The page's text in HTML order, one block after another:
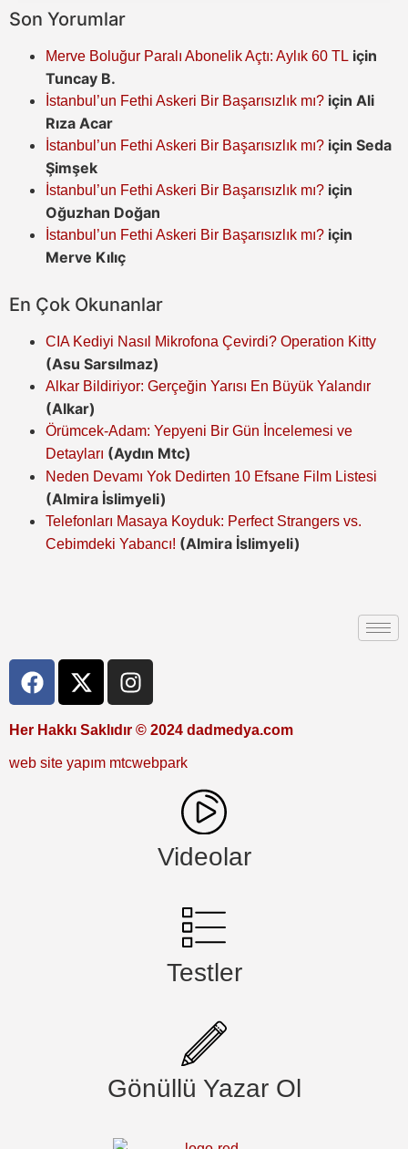
Son Yorumlar
Merve Boluğur Paralı Abonelik Açtı: Aylık 60 TL için
Tuncay B.
İstanbul’un Fethi Askeri Bir Başarısızlık mı? için Ali
Rıza Acar
İstanbul’un Fethi Askeri Bir Başarısızlık mı? için Seda
Şimşek
İstanbul’un Fethi Askeri Bir Başarısızlık mı? için
Oğuzhan Doğan
İstanbul’un Fethi Askeri Bir Başarısızlık mı? için
Merve Kılıç
En Çok Okunanlar
CIA Kediyi Nasıl Mikrofona Çevirdi? Operation Kitty
(Asu Sarsılmaz)
Alkar Bildiriyor: Gerçeğin Yarısı En Büyük Yalandır
(Alkar)
Örümcek-Adam: Yepyeni Bir Gün İncelemesi ve
Detayları (Aydın Mtc)
Neden Devamı Yok Dedirten 10 Efsane Film Listesi
(Almira İslimyeli)
Telefonları Masaya Koyduk: Perfect Strangers vs.
Cebimdeki Yabancı! (Almira İslimyeli)
Her Hakkı Saklıdır © 2024 dadmedya.com
web site yapım mtcwebpark
Videolar
Testler
Gönüllü Yazar Ol